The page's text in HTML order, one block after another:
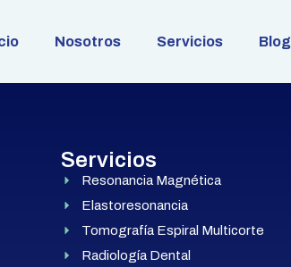
Nosotros Servicios Blog
Servicios
Resonancia Magnética
Elastoresonancia
Tomografía Espiral Multicorte
Radiología Dental